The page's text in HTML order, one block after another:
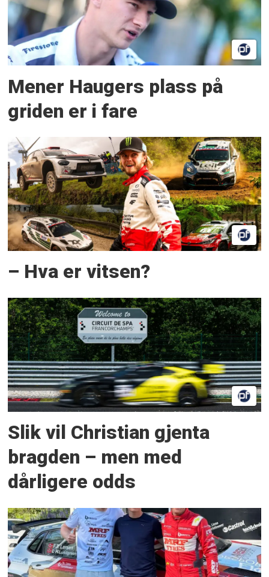
Mener Haugers plass på
griden er i fare
– Hva er vitsen?
Slik vil Christian gjenta
bragden – men med
dårligere odds